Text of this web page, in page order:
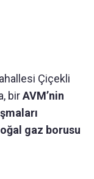
Çiçekli
birAVM’nin
gaz borusu